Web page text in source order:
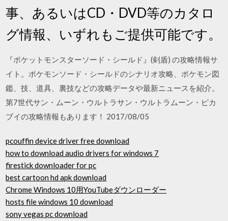
事、あるいはCD・DVD等のカタロ
グ情報、いずれもご提供可能です。
『ポケットモンスターソード・シールド』(剣盾) の攻略情報サ
イト。ポケモンソード・シールドのシナリオ攻略、ポケモン図
鑑、技、道具、裏技などの攻略データや最新ニュースを紹介。
第7世代サン・ムーン・ウルトラサン・ウルトラムーン・ピカ
ブイの攻略情報もあります！ 2017/08/05
pcouffin device driver free download
how to download audio drivers for windows 7
firestick downloader for pc
best cartoon hd apk download
Chrome Windows 10用YouTubeダウンローダー
hosts file windows 10 download
sony vegas pc download